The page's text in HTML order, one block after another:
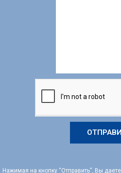
Нажимая на кнопку “Отправить”, Вы